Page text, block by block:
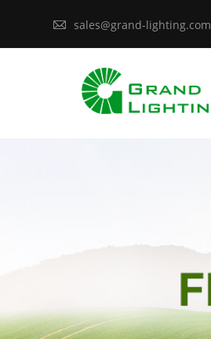
 sales@grand-lighting.com